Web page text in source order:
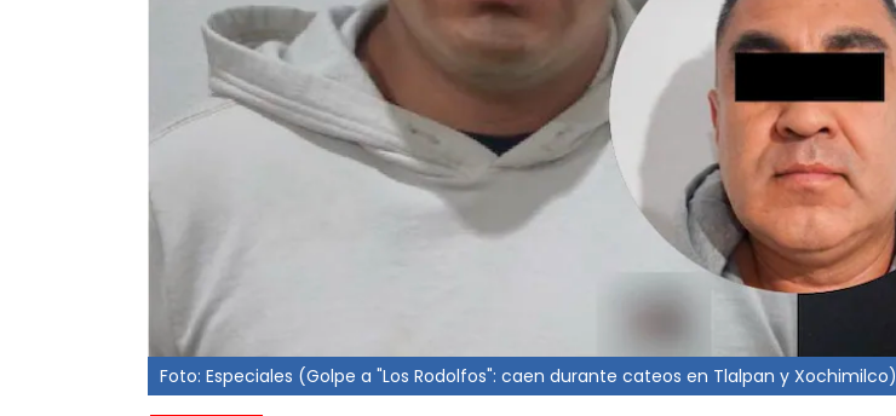
Foto: Especiales (Golpe a "Los Rodolfos": caen durante cateos en Tlalpan y Xochimilco)